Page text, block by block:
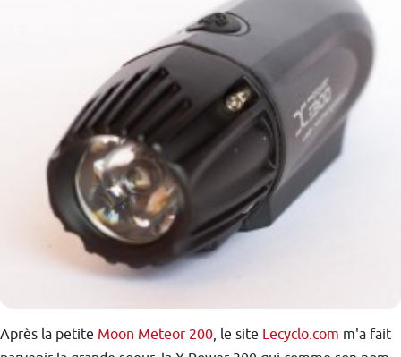
Après la petite Moon Meteor 200, le site Lecyclo.com m'a fait